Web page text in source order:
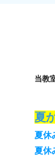
当教
夏
夏休
夏休